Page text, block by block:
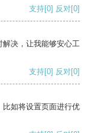
支持[0] 反对[0]
决，让我能够安心工
支持[0] 反对[0]
如将设置页面进行优